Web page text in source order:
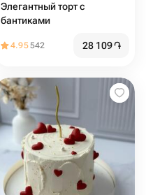
Элегантный торт с
бантиками
4.95542 28 109֏